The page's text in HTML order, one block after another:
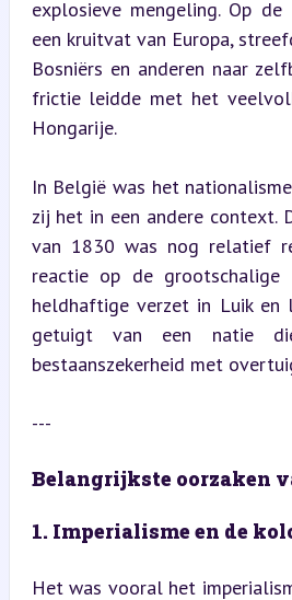
explosieve mengeling. Op
een kruitvat van Europa,
Bosniërs en anderen naar
frictie leidde met het
Hongarije.
In België was het
zij het in een andere context.
van 1830 was nog relatief
reactie op de
heldhaftige verzet in Luik en
getuigt van een natie
bestaanszekerheid met
---
Belangrijkste oorzaken
1. Imperialisme en de
Het was vooral het